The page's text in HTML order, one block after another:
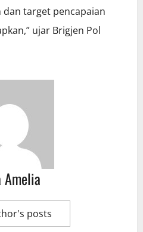
target pencapaian
ujar Brigjen Pol
Amelia
posts